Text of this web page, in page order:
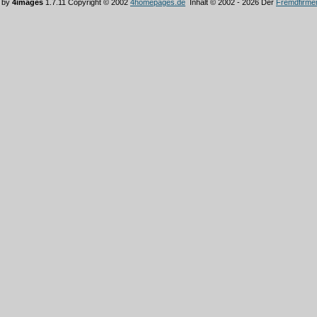
by 4images 1.7.11 Copyright © 2002 4homepages.de Inhalt © 2002 - 2026 Der